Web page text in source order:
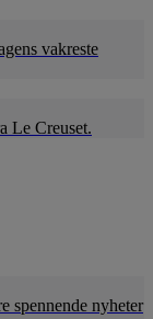
vakreste
Le Creuset.
spennende nyheter